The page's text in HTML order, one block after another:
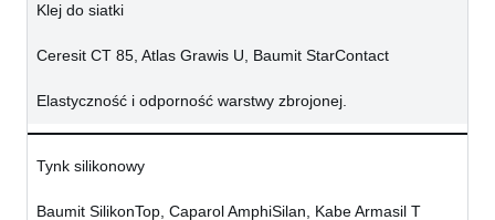
Klej do siatki
Ceresit CT 85, Atlas Grawis U, Baumit StarContact
Elastyczność i odporność warstwy zbrojonej.
Tynk silikonowy
Baumit SilikonTop, Caparol AmphiSilan, Kabe Armasil T